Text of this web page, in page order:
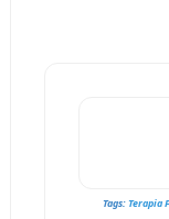
Tags:Terapia